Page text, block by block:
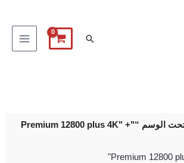
البحث
/ منتجات تحت الوسم “"Premium 12800 plus 4K" +